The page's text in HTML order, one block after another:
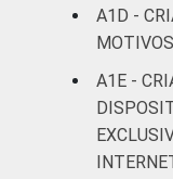
RENDA
FAMILIAR
A1D -
A1E -